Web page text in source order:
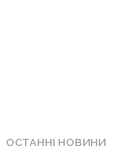
ОСТАННІ НОВИНИ